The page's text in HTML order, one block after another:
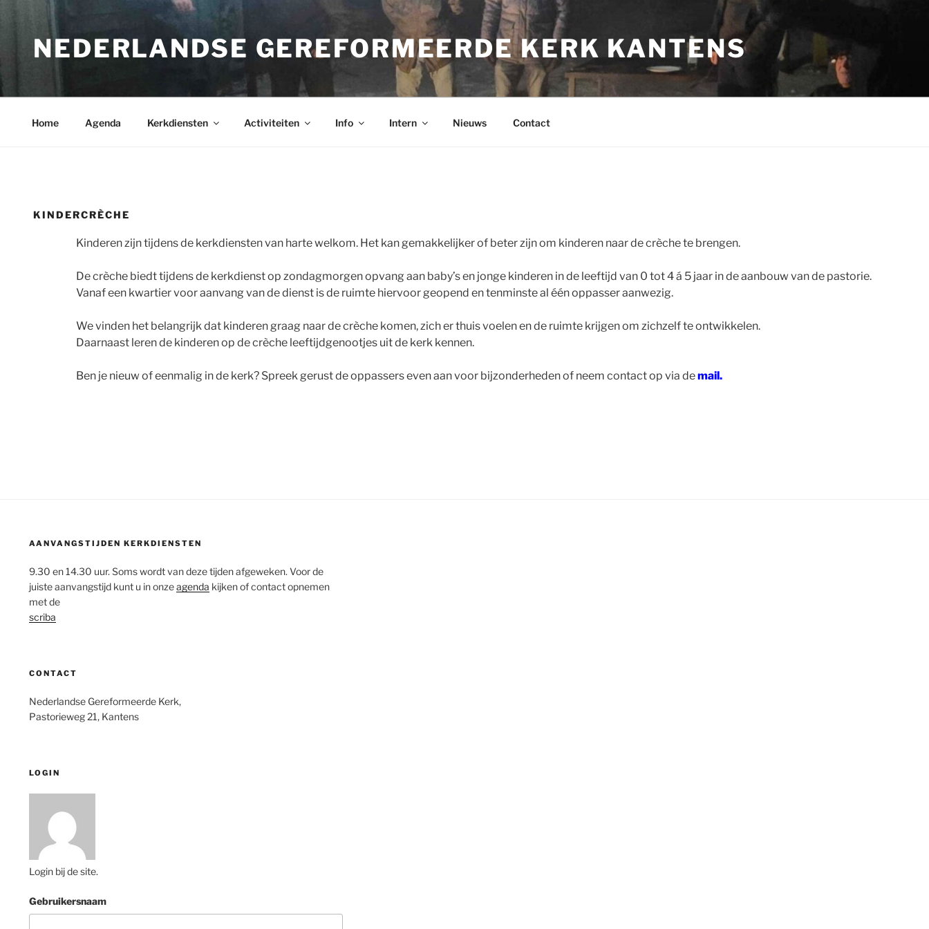
NEDERLANDSE GEREFORMEERDE KERK KANTENS
Home Agenda Kerkdiensten Activiteiten Info Intern Nieuws Contact
KINDERCRÈCHE
Kinderen zijn tijdens de kerkdiensten van harte welkom. Het kan gemakkelijker of beter zijn om kinderen naar de crèche te brengen.
De crèche biedt tijdens de kerkdienst op zondagmorgen opvang aan baby’s en jonge kinderen in de leeftijd van 0 tot 4 á 5 jaar in de aanbouw van de pastorie.
Vanaf een kwartier voor aanvang van de dienst is de ruimte hiervoor geopend en tenminste al één oppasser aanwezig.
We vinden het belangrijk dat kinderen graag naar de crèche komen, zich er thuis voelen en de ruimte krijgen om zichzelf te ontwikkelen.
Daarnaast leren de kinderen op de crèche leeftijdgenootjes uit de kerk kennen.
Ben je nieuw of eenmalig in de kerk? Spreek gerust de oppassers even aan voor bijzonderheden of neem contact op via demail.
AANVANGSTIJDEN KERKDIENSTEN
9.30 en 14.30 uur. Soms wordt van deze tijden afgeweken. Voor de
juiste aanvangstijd kunt u in onzeagenda kijken of contact opnemen
met de
scriba
CONTACT
Nederlandse Gereformeerde Kerk,
Pastorieweg 21, Kantens
LOGIN
Login bij de site.
Gebruikersnaam